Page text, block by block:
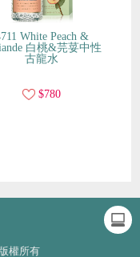
White Peach &
白桃&芫荽中性
古龍水
$780
權所有